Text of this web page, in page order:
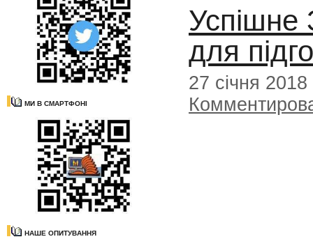
МИ В СМАРТФОНІ
НАШЕ ОПИТУВАННЯ
Успішне
для
27 січня 2018